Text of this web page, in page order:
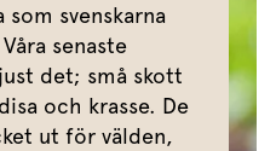
svenskarna
senaste
det; små skott
och krasse. De
ut för välden,